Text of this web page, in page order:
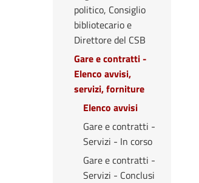
politico, Consiglio
bibliotecario e
Direttore del CSB
Gare e contratti -
Elenco avvisi,
servizi, forniture
Elenco avvisi
Gare e contratti -
Servizi - In corso
Gare e contratti -
Servizi - Conclusi